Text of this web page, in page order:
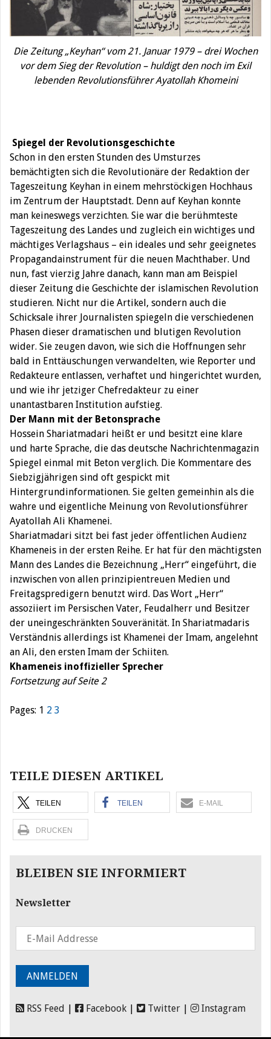
Die Zeitung „Keyhan“ vom 21. Januar 1979 – drei Wochen
vor dem Sieg der Revolution – huldigt den noch im Exil
lebenden Revolutionsführer Ayatollah Khomeini
Spiegel der Revolutionsgeschichte
Schon in den ersten Stunden des Umsturzes
bemächtigten sich die Revolutionäre der Redaktion der
Tageszeitung Keyhan in einem mehrstöckigen Hochhaus
im Zentrum der Hauptstadt. Denn auf Keyhan konnte
man keineswegs verzichten. Sie war die berühmteste
Tageszeitung des Landes und zugleich ein wichtiges und
mächtiges Verlagshaus – ein ideales und sehr geeignetes
Propagandainstrument für die neuen Machthaber. Und
nun, fast vierzig Jahre danach, kann man am Beispiel
dieser Zeitung die Geschichte der islamischen Revolution
studieren. Nicht nur die Artikel, sondern auch die
Schicksale ihrer Journalisten spiegeln die verschiedenen
Phasen dieser dramatischen und blutigen Revolution
wider. Sie zeugen davon, wie sich die Hoffnungen sehr
bald in Enttäuschungen verwandelten, wie Reporter und
Redakteure entlassen, verhaftet und hingerichtet wurden,
und wie ihr jetziger Chefredakteur zu einer
unantastbaren Institution aufstieg.
Der Mann mit der Betonsprache
Hossein Shariatmadari heißt er und besitzt eine klare
und harte Sprache, die das deutsche Nachrichtenmagazin
Spiegel einmal mit Beton verglich. Die Kommentare des
Siebzigjährigen sind oft gespickt mit
Hintergrundinformationen. Sie gelten gemeinhin als die
wahre und eigentliche Meinung von Revolutionsführer
Ayatollah Ali Khamenei.
Shariatmadari sitzt bei fast jeder öffentlichen Audienz
Khameneis in der ersten Reihe. Er hat für den mächtigsten
Mann des Landes die Bezeichnung „Herr“ eingeführt, die
inzwischen von allen prinzipientreuen Medien und
Freitagspredigern benutzt wird. Das Wort „Herr“
assoziiert im Persischen Vater, Feudalherr und Besitzer
der uneingeschränkten Souveränität. In Shariatmadaris
Verständnis allerdings ist Khamenei der Imam, angelehnt
an Ali, den ersten Imam der Schiiten.
Khameneis inoffizieller Sprecher
Fortsetzung auf Seite 2
Pages: 1 2 3
TEILE DIESEN ARTIKEL
TEILEN TEILEN E-MAIL
DRUCKEN
BLEIBEN SIE INFORMIERT
Newsletter
RSS Feed Facebook Twitter Instagram